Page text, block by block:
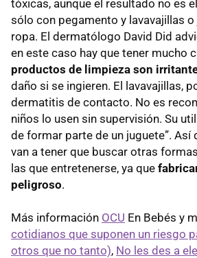
tóxicas, aunque el resultado no es
sólo con pegamento y lavavajillas
ropa. El dermatólogo David Did
en este caso hay que tener mucho
productos de limpieza son
daño si se ingieren. El lavavajillas,
dermatitis de contacto. No es
niños lo usen sin supervisión. Su
de formar parte de un juguete”. Así
van a tener que buscar otras
las que entretenerse, ya que
peligroso.
Más información OCU En Bebés y
cotidianos que suponen un riesgo
otros que no tanto), No les des a